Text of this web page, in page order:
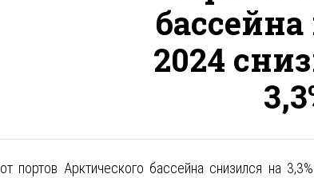
2024
портов Арктического бассейна снизился на 3,3%